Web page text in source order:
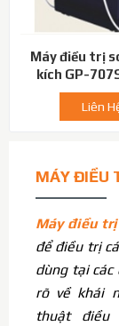
Máy điều trị
kích GP-
quốc
Liên
MÁY ĐIỀU
Máy điều
để điều trị
dùng tại các
rõ về khái
thuật điều